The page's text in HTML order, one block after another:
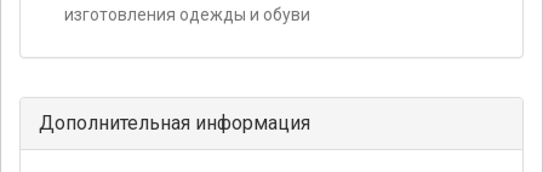
изготовления одежды и обуви
Дополнительная информация